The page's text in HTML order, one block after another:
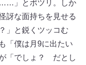
……」とポツリ。しか
訝な面持ちを見せる
」と鋭くツッコむ
「僕は月9に出たい
「でしょ？ だとし